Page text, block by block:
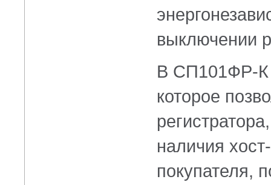
выключении
В СП101ФР-К
которое
наличия
покупателя,